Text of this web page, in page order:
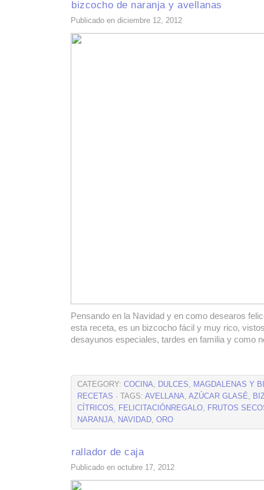
bizcocho de naranja y avellanas
Publicado en diciembre 12, 2012
Pensando en la Navidad y en como desearos
esta receta, es un bizcocho fácil y muy rico,
desayunos especiales, tardes en familia y como
CATEGORY: COCINA, DULCES, MAGDALENAS Y
RECETAS · TAGS: AVELLANA, AZÚCAR GLASÉ,
CÍTRICOS, FELICITACIÓNREGALO, FRUTOS
NARANJA, NAVIDAD, ORO
rallador de caja
Publicado en octubre 17, 2012